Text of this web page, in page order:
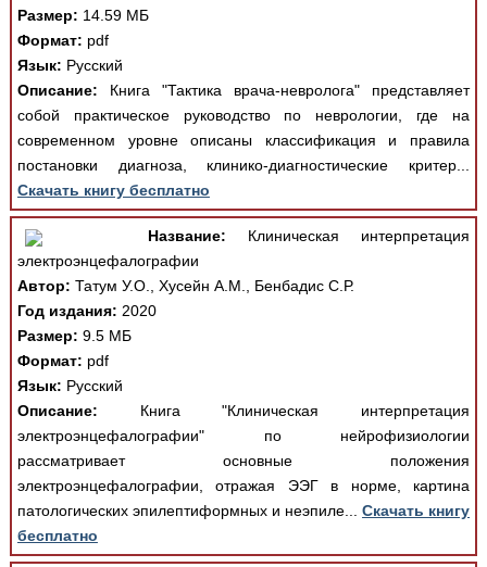
Размер: 14.59 МБ
Формат: pdf
Язык: Русский
Описание: Книга "Тактика врача-невролога" представляет
собой практическое руководство по неврологии, где на
современном уровне описаны классификация и правила
постановки диагноза, клинико-диагностические критер...
Скачать книгу бесплатно
Название: Клиническая интерпретация
электроэнцефалографии
Автор: Татум У.О., Хусейн А.М., Бенбадис С.Р.
Год издания: 2020
Размер: 9.5 МБ
Формат: pdf
Язык: Русский
Описание: Книга "Клиническая интерпретация
электроэнцефалографии" по нейрофизиологии
рассматривает основные положения
электроэнцефалографии, отражая ЭЭГ в норме, картина
патологических эпилептиформных и неэпиле...Скачать книгу
бесплатно